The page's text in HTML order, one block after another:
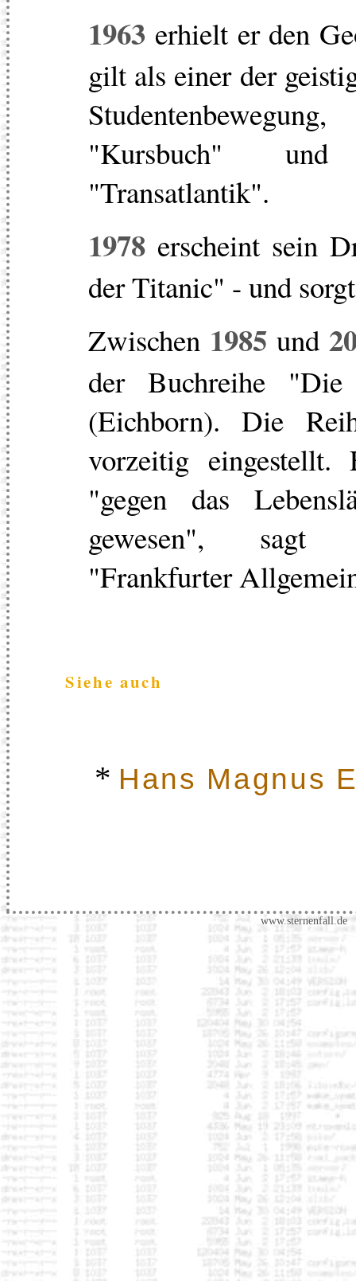
1963 erhielt er den
gilt als einer der
"Kursbuch"
"Transatlantik".
1978 erscheint sein
der Titanic" - und
Zwischen 1985 und
der Buchreihe
(Eichborn). Die
vorzeitig
"gegen das
gewesen", sagt
"Frankfurter
Siehe auch
* Hans Magnus
www.sternenfall.de